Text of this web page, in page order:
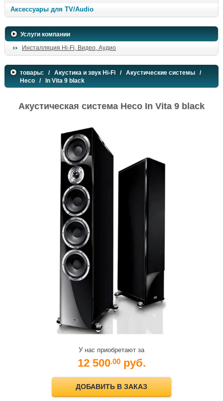
Аксессуары для TV/Audio
Услуги компании
Инсталляция Hi-Fi, Видео, Аудио
товары: / Акустика и звук Hi-Fi / Акустические системы /
Heco / In Vita 9 black
Акустическая система Heco In Vita 9 black
У нас приобретают за
12 500.00 руб.
ДОБАВИТЬ В ЗАКАЗ